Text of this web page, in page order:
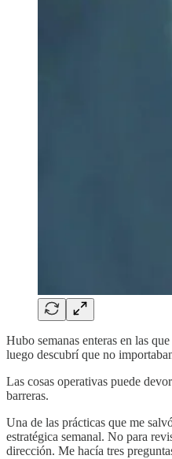
Hubo semanas enteras en las
luego descubrí que no
Las cosas operativas puede
barreras.
Una de las prácticas que me
estratégica semanal. No para
dirección. Me hacía tres